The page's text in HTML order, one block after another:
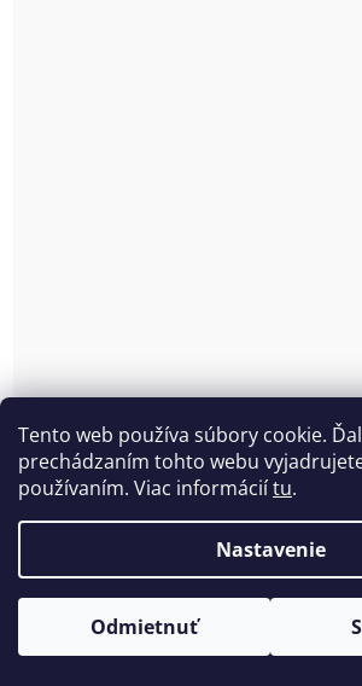
Tento web používa súbory cookie.
prechádzaním tohto webu
používaním. Viac informáciítu.
Nastavenie
Odmietnuť
Športové nohavičky Anita Active
Skladom